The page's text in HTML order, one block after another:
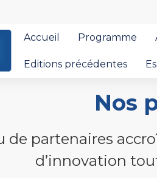
Accueil Programme
Editions précédentes
Nos
de partenaires
d’innovation